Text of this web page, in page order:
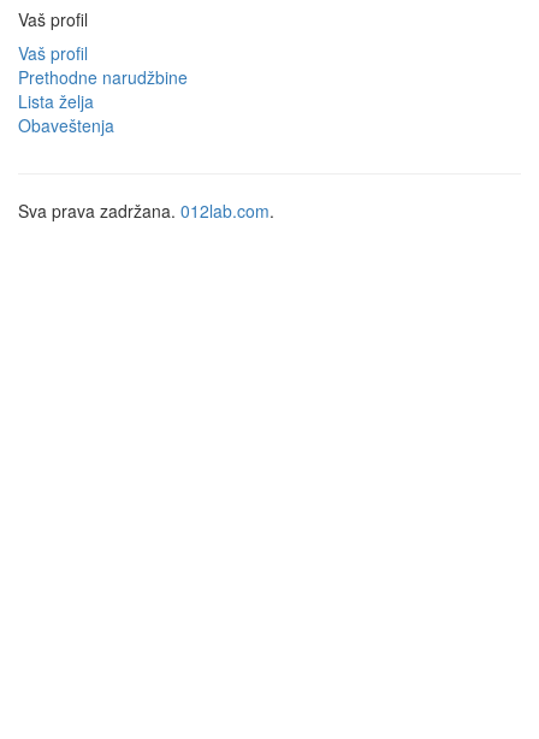
Vaš profil
Vaš profil
Prethodne narudžbine
Lista želja
Obaveštenja
Sva prava zadržana. 012lab.com.